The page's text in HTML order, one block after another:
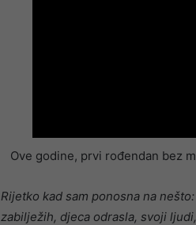
Ove godine, prvi rođendan bez
Rijetko kad sam ponosna na
zabilježih, djeca odrasla, svoji